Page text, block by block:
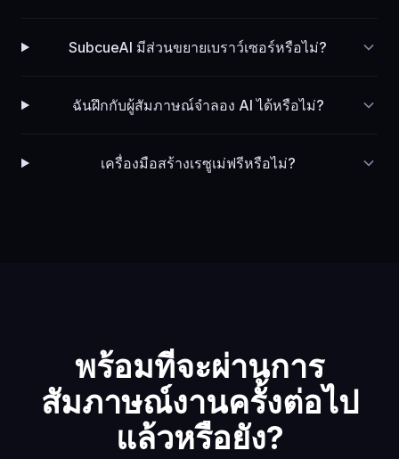
SubcueAI มีส่วนขยายเบราว์เซอร์หรือไม่?
ฉันฝึกกับผู้สัมภาษณ์จำลอง AI ได้หรือไม่?
เครื่องมือสร้างเรซูเม่ฟรีหรือไม่?
พร้อมที่จะผ่านการ
สัมภาษณ์งานครั้งต่อไป
แล้วหรือยัง?